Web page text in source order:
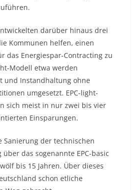
darüber hinaus drei
Kommunen helfen, einen
das Energiespar-Contracting zu
Modell etwa werden
und Instandhaltung ohne
umgesetzt. EPC-light-
sich meist in nur zwei bis vier
Einsparungen.
Sanierung der technischen
das sogenannte EPC-basic
bis 15 Jahren. Über dieses
schon etliche